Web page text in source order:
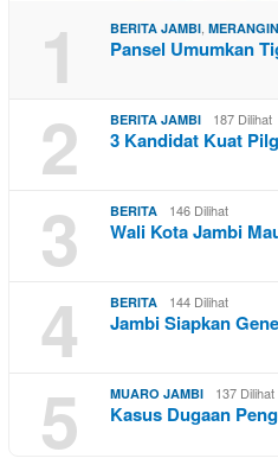
1 BERITA JAMBI MERANGIN
Pansel Umumkan
2 BERITA JAMBI 187 Dilihat
3 Kandidat Kuat
3 BERITA 146 Dilihat
Wali Kota Jambi
4 BERITA 144 Dilihat
Jambi Siapkan
5 MUARO JAMBI 137 Dilihat
Kasus Dugaan